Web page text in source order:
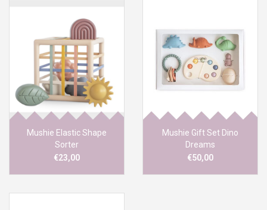
Mushie Elastic Shape
Sorter
€23,00
Mushie Gift Set Dino
Dreams
€50,00